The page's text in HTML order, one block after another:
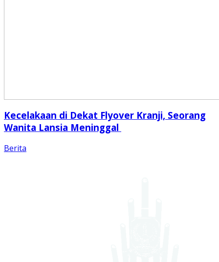
Kecelakaan di Dekat Flyover Kranji, Seorang
Wanita Lansia Meninggal
Berita